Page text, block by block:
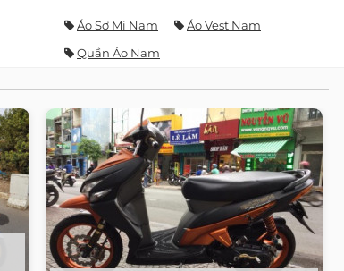
Áo Sơ Mi Nam
Áo Vest Nam
Quần Áo Nam